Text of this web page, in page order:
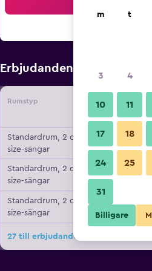
Erbjudanden från
Rumstyp
Standardrum, 2 queen
size-sängar
Standardrum, 2 queen
size-sängar
Standardrum, 2 queen
size-sängar
27 till erbjudanden för Holiday Inn
m t
3 4
10 11
17 18
24 25
31
Billigare